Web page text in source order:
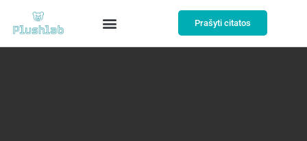
Prašyti citatos